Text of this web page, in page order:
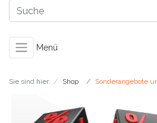
Menü
Sie sind hier: Shop Sonderangebote